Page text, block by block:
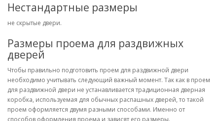
Нестандартные размеры
не скрытые двери.
Размеры проема для раздвижных
дверей
Чтобы правильно подготовить проем для раздвижной двери
необходимо учитывать следующий важный момент. Так как в проем
для раздвижной двери не устанавливается традиционная дверная
коробка, используемая для обычных распашных дверей, то такой
проем оформляется двумя разными способами. Именно от
способов оформления проема и зависят его размеры.